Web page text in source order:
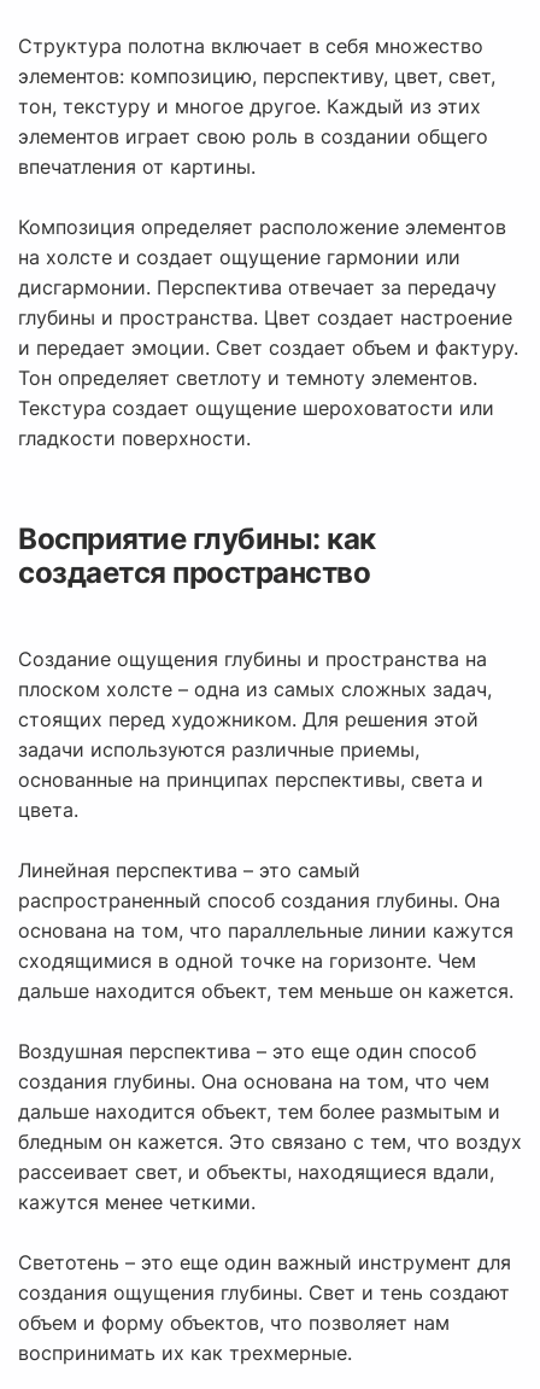
Структура полотна включает в себя множество
элементов: композицию, перспективу, цвет, свет,
тон, текстуру и многое другое. Каждый из этих
элементов играет свою роль в создании общего
впечатления от картины.
Композиция определяет расположение элементов
на холсте и создает ощущение гармонии или
дисгармонии. Перспектива отвечает за передачу
глубины и пространства. Цвет создает настроение
и передает эмоции. Свет создает объем и фактуру.
Тон определяет светлоту и темноту элементов.
Текстура создает ощущение шероховатости или
гладкости поверхности.
Восприятие глубины: как
создается пространство
Создание ощущения глубины и пространства на
плоском холсте – одна из самых сложных задач,
стоящих перед художником. Для решения этой
задачи используются различные приемы,
основанные на принципах перспективы, света и
цвета.
Линейная перспектива – это самый
распространенный способ создания глубины. Она
основана на том, что параллельные линии кажутся
сходящимися в одной точке на горизонте. Чем
дальше находится объект, тем меньше он кажется.
Воздушная перспектива – это еще один способ
создания глубины. Она основана на том, что чем
дальше находится объект, тем более размытым и
бледным он кажется. Это связано с тем, что воздух
рассеивает свет, и объекты, находящиеся вдали,
кажутся менее четкими.
Светотень – это еще один важный инструмент для
создания ощущения глубины. Свет и тень создают
объем и форму объектов, что позволяет нам
воспринимать их как трехмерные.